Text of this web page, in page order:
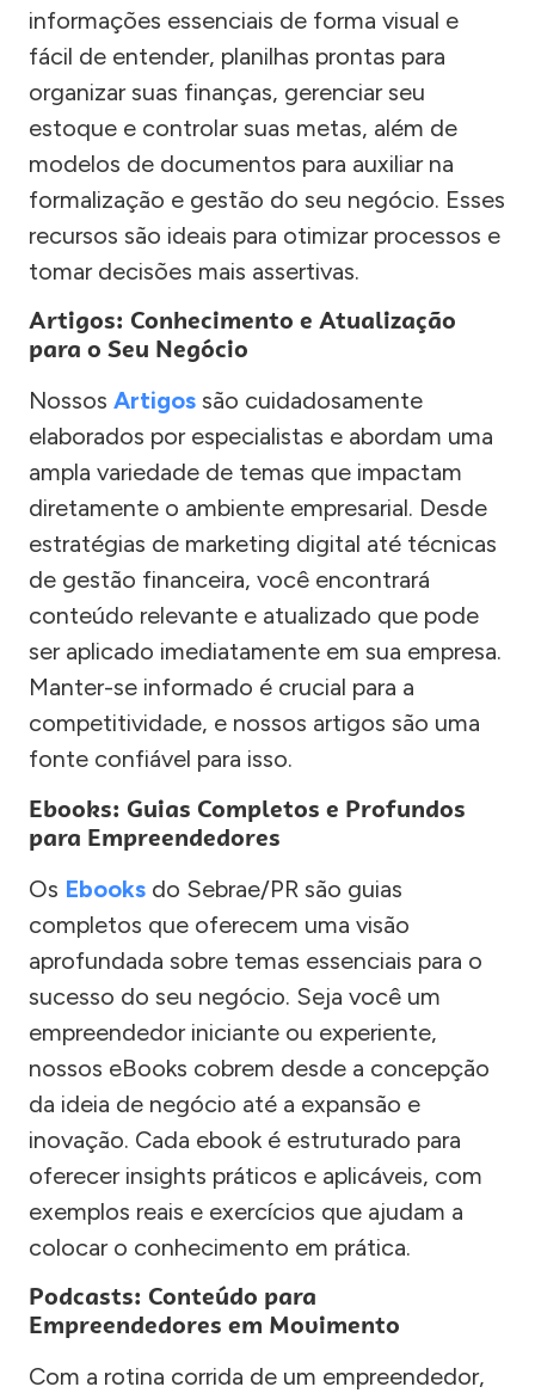
informações essenciais de forma visual e
fácil de entender, planilhas prontas para
organizar suas finanças, gerenciar seu
estoque e controlar suas metas, além de
modelos de documentos para auxiliar na
formalização e gestão do seu negócio. Esses
recursos são ideais para otimizar processos e
tomar decisões mais assertivas.
Artigos: Conhecimento e Atualização
para o Seu Negócio
Nossos Artigos são cuidadosamente
elaborados por especialistas e abordam uma
ampla variedade de temas que impactam
diretamente o ambiente empresarial. Desde
estratégias de marketing digital até técnicas
de gestão financeira, você encontrará
conteúdo relevante e atualizado que pode
ser aplicado imediatamente em sua empresa.
Manter-se informado é crucial para a
competitividade, e nossos artigos são uma
fonte confiável para isso.
Ebooks: Guias Completos e Profundos
para Empreendedores
Os Ebooks do Sebrae/PR são guias
completos que oferecem uma visão
aprofundada sobre temas essenciais para o
sucesso do seu negócio. Seja você um
empreendedor iniciante ou experiente,
nossos eBooks cobrem desde a concepção
da ideia de negócio até a expansão e
inovação. Cada ebook é estruturado para
oferecer insights práticos e aplicáveis, com
exemplos reais e exercícios que ajudam a
colocar o conhecimento em prática.
Podcasts: Conteúdo para
Empreendedores em Movimento
Com a rotina corrida de um empreendedor,